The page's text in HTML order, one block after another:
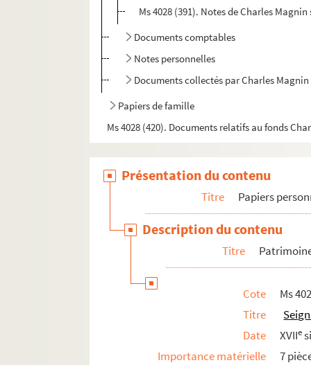
Ms 4028 (391). Notes de Charles
Documents comptables
Notes personnelles
Documents collectés par Charles Magnin
Papiers de famille
Ms 4028 (420). Documents relatifs au fonds
Présentation du contenu
Titre Papiers
Description du contenu
Titre
Cote
Ms
Titre
Date
XVIIe
Importance matérielle
7